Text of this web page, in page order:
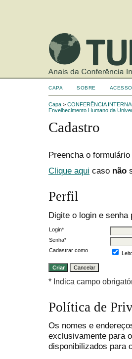
CAPA SOBRE ACESSO
Capa > CONFERÊNCIA
Envelhecimento Humano da
Cadastro
Preencha o
Clique aqui caso não
Perfil
Digite o login e
Login*
Senha*
Cadastrar como
* Indica campo
Política de
Os nomes e
exclusivamente para
disponibilizados para